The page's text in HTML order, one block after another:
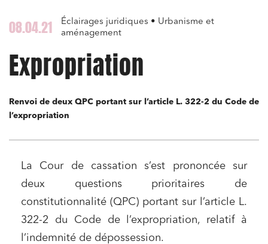
08.04.21
Éclairages juridiques • Urbanisme et
aménagement
Expropriation
Renvoi de deux QPC portant sur l’article L. 322-2 du Code de
l’expropriation
La Cour de cassation s’est prononcée sur
deux questions prioritaires de
constitutionnalité (QPC) portant sur l’article L.
322-2 du Code de l’expropriation, relatif à
l’indemnité de dépossession.